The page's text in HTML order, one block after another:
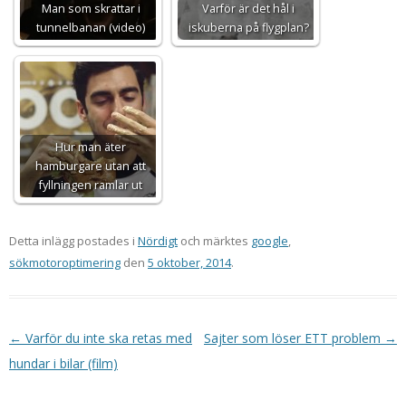
Man som skrattar i
tunnelbanan (video)
Varför är det hål i
iskuberna på flygplan?
Hur man äter
hamburgare utan att
fyllningen ramlar ut
Detta inlägg postades i Nördigt och märktes google,
sökmotoroptimering den 5 oktober, 2014.
Inläggsnavigering
← Varför du inte ska retas med
hundar i bilar (film)
Sajter som löser ETT problem →